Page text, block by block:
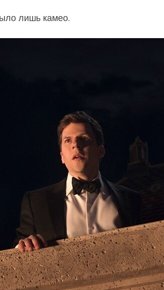
лишь камео.